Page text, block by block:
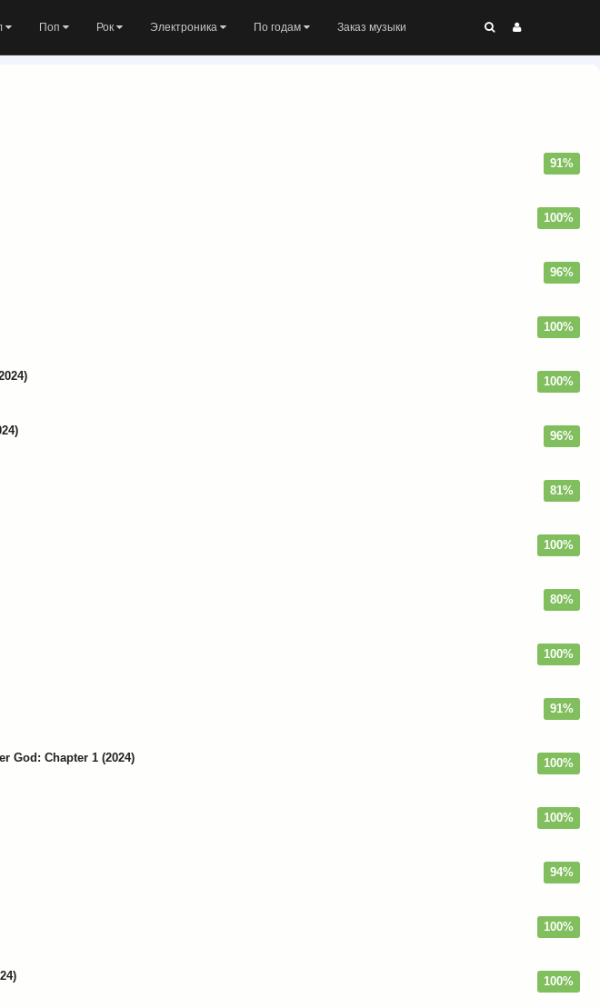
Поп Рок Электроника По годам Заказ музыки
91%
100%
96%
100%
100%
96%
81%
100%
80%
100%
91%
God: Chapter 1 (2024) 100%
100%
94%
100%
100%